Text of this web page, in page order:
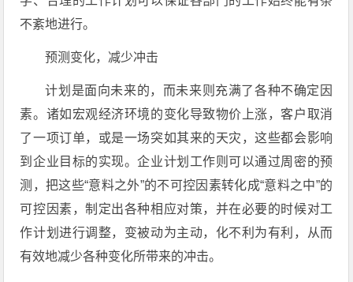
不紊地进行。
预测变化，减少冲击
计划是面向未来的，而未来则充满了各种不确定因
素。诸如宏观经济环境的变化导致物价上涨，客户取消
了一项订单，或是一场突如其来的天灾，这些都会影响
到企业目标的实现。企业计划工作则可以通过周密的预
测，把这些“意料之外”的不可控因素转化成“意料之中”的
可控因素，制定出各种相应对策，并在必要的时候对工
作计划进行调整，变被动为主动，化不利为有利，从而
有效地减少各种变化所带来的冲击。